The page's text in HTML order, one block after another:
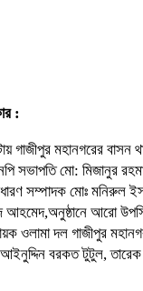
:
মহানগরের বাসন
সভাপতি মো: মিজানুর
সম্পাদক মোঃ
আরো
ওলামা দল গাজীপুর
বরকত টুটুল,